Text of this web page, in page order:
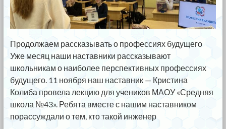
Продолжаем рассказывать о профессиях будущего
Уже месяц наши наставники рассказывают
школьникам о наиболее перспективных профессиях
будущего. 11 ноября наш наставник — Кристина
Колиба провела лекцию для учеников МАОУ «Средняя
школа №43». Ребята вместе с нашим наставником
порассуждали о тем, кто такой инженер